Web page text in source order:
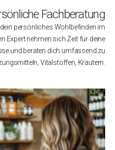
Fachberatung
persönliches Wohlbefinden im
Expert nehmen sich Zeit für deine
und beraten dich umfassend zu
Vitalstoffen, Kräutern.